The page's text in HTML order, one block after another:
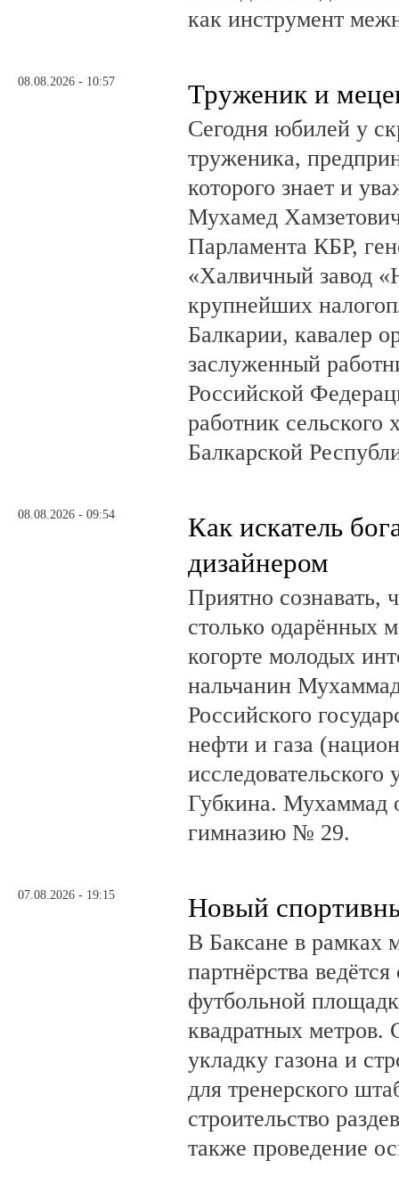
как инструмент
08.08.2026 - 10:57 Труженик и
Сегодня юбилей у
труженика,
которого знает и
Мухамед
Парламента КБР,
«Халвичный завод
крупнейших
Балкарии, кавалер
заслуженный
Российской
работник сельского
Балкарской
08.08.2026 - 09:54
Как искатель
дизайнером
Приятно сознавать,
столько одарённых
когорте молодых
нальчанин
Российского
нефти и газа
Губкина. Мухаммад
гимназию № 29.
07.08.2026 - 19:15 Новый
В Баксане в рамках
партнёрства
футбольной
квадратных метров.
укладку газона и
для тренерского
строительство
также проведение